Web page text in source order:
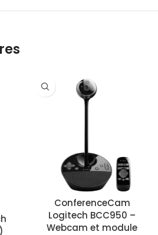
ConferenceCam
Logitech BCC950 –
Webcam et module